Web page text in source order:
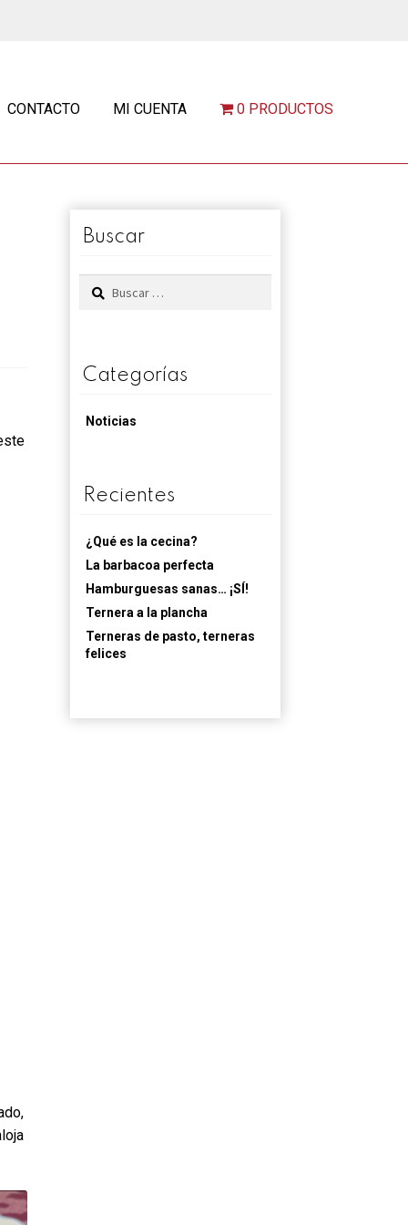
CONTACTO MI CUENTA 0 PRODUCTOS
Buscar
Buscar:
Categorías
Noticias
Recientes
¿Qué es la cecina?
La barbacoa perfecta
Hamburguesas sanas… ¡SÍ!
Ternera a la plancha
Terneras de pasto, terneras
felices